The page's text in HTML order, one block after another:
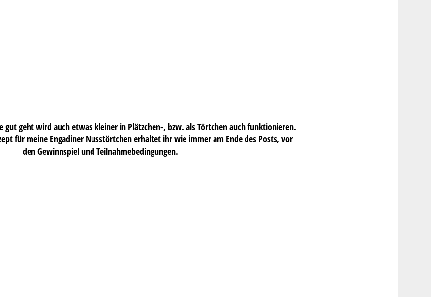
gut geht wird auch etwas kleiner in Plätzchen-, bzw. als Törtchen auch funktionieren.
für meine Engadiner Nusstörtchen erhaltet ihr wie immer am Ende des Posts, vor
den Gewinnspiel und Teilnahmebedingungen.